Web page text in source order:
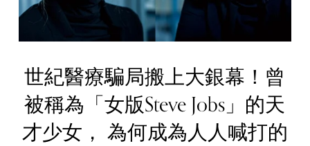
世紀醫療騙局搬上大銀幕！曾
被稱為「女版Steve Jobs」的天
才少女， 為何成為人人喊打的